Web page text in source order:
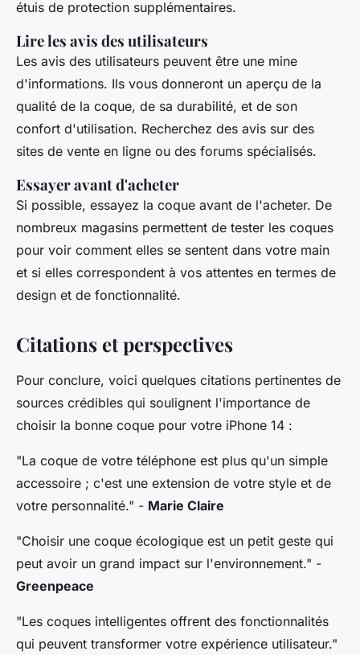
étuis de protection supplémentaires.
Lire les avis des utilisateurs
Les avis des utilisateurs peuvent être une mine
d'informations. Ils vous donneront un aperçu de la
qualité de la coque, de sa durabilité, et de son
confort d'utilisation. Recherchez des avis sur des
sites de vente en ligne ou des forums spécialisés.
Essayer avant d'acheter
Si possible, essayez la coque avant de l'acheter. De
nombreux magasins permettent de tester les coques
pour voir comment elles se sentent dans votre main
et si elles correspondent à vos attentes en termes de
design et de fonctionnalité.
Citations et perspectives
Pour conclure, voici quelques citations pertinentes de
sources crédibles qui soulignent l'importance de
choisir la bonne coque pour votre iPhone 14 :
"La coque de votre téléphone est plus qu'un simple
accessoire ; c'est une extension de votre style et de
votre personnalité." - Marie Claire
"Choisir une coque écologique est un petit geste qui
peut avoir un grand impact sur l'environnement." -
Greenpeace
"Les coques intelligentes offrent des fonctionnalités
qui peuvent transformer votre expérience utilisateur."